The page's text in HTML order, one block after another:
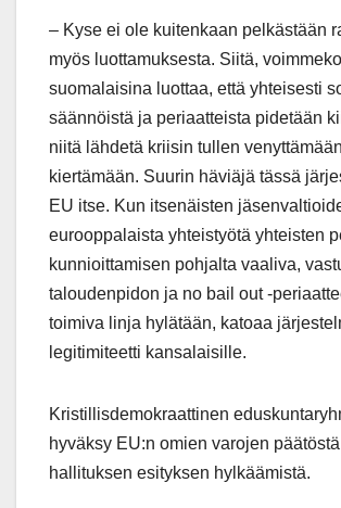
– Kyse ei ole kuitenkaan pelkästään
myös luottamuksesta. Siitä, voimmeko
suomalaisina luottaa, että yhteisesti
säännöistä ja periaatteista pidetään
niitä lähdetä kriisin tullen
kiertämään. Suurin häviäjä tässä
EU itse. Kun itsenäisten
eurooppalaista yhteistyötä yhteisten
kunnioittamisen pohjalta vaaliva,
taloudenpidon ja no bail out -
toimiva linja hylätään, katoaa
legitimiteetti kansalaisille.
Kristillisdemokraattinen
hyväksy EU:n omien varojen
hallituksen esityksen hylkäämistä.